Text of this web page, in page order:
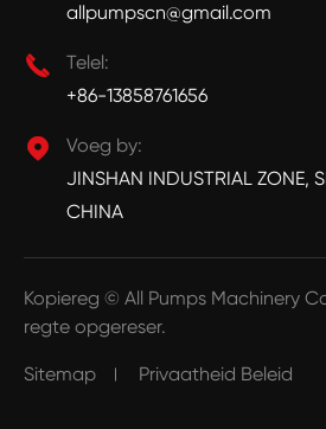
allpumpscn@gmail.com

Telel:
+86-13858761656

Voeg by:
JINSHAN INDUSTRIAL ZONE,
CHINA
Kopiereg © All Pumps Machinery
regte opgereser.
Sitemap Privaatheid Beleid